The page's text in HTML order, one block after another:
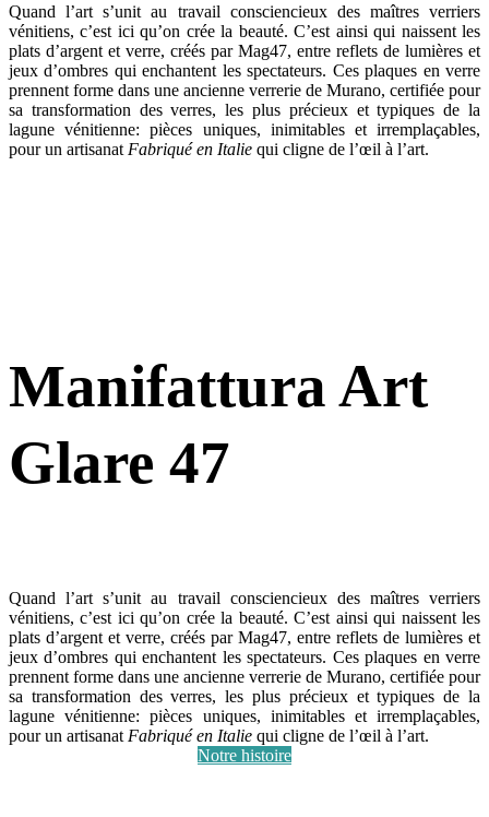
Quand l’art s’unit au travail consciencieux des maîtres verriers
vénitiens, c’est ici qu’on crée la beauté. C’est ainsi qui naissent les
plats d’argent et verre, créés par Mag47, entre reflets de lumières et
jeux d’ombres qui enchantent les spectateurs. Ces plaques en verre
prennent forme dans une ancienne verrerie de Murano, certifiée pour
sa transformation des verres, les plus précieux et typiques de la
lagune vénitienne: pièces uniques, inimitables et irremplaçables,
pour un artisanat Fabriqué en Italie qui cligne de l’œil à l’art.
Manifattura Art
Glare 47
Quand l’art s’unit au travail consciencieux des maîtres verriers
vénitiens, c’est ici qu’on crée la beauté. C’est ainsi qui naissent les
plats d’argent et verre, créés par Mag47, entre reflets de lumières et
jeux d’ombres qui enchantent les spectateurs. Ces plaques en verre
prennent forme dans une ancienne verrerie de Murano, certifiée pour
sa transformation des verres, les plus précieux et typiques de la
lagune vénitienne: pièces uniques, inimitables et irremplaçables,
pour un artisanat Fabriqué en Italie qui cligne de l’œil à l’art.
Notre histoire